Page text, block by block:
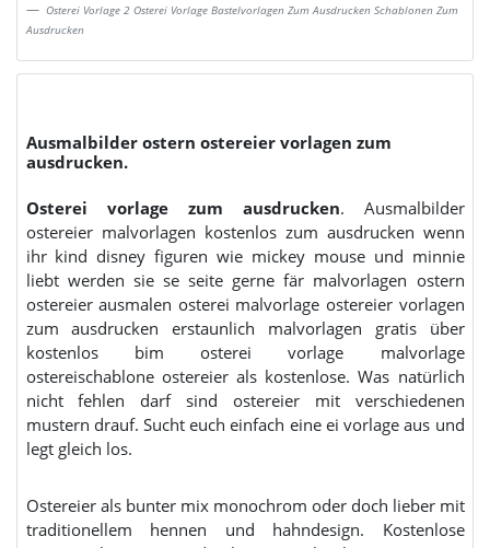
Osterei Vorlage 2 Osterei Vorlage Bastelvorlagen Zum Ausdrucken Schablonen Zum
Ausdrucken
Ausmalbilder ostern ostereier vorlagen zum
ausdrucken.
Osterei vorlage zum ausdrucken. Ausmalbilder
ostereier malvorlagen kostenlos zum ausdrucken wenn
ihr kind disney figuren wie mickey mouse und minnie
liebt werden sie se seite gerne fär malvorlagen ostern
ostereier ausmalen osterei malvorlage ostereier vorlagen
zum ausdrucken erstaunlich malvorlagen gratis über
kostenlos bim osterei vorlage malvorlage
ostereischablone ostereier als kostenlose. Was natürlich
nicht fehlen darf sind ostereier mit verschiedenen
mustern drauf. Sucht euch einfach eine ei vorlage aus und
legt gleich los.
Ostereier als bunter mix monochrom oder doch lieber mit
traditionellem hennen und hahndesign. Kostenlose